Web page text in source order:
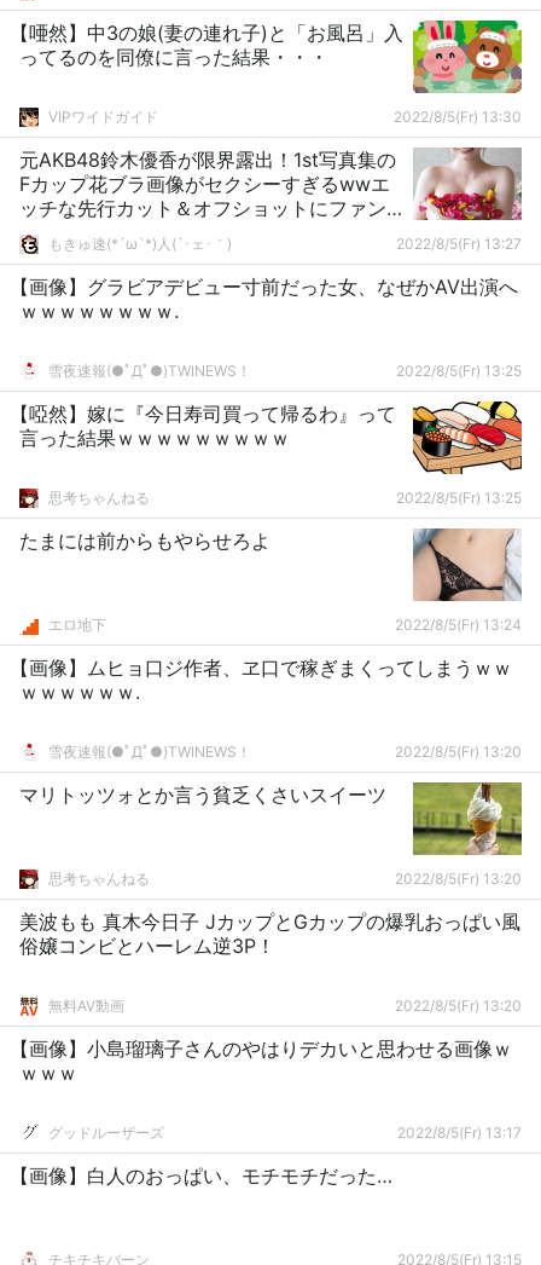
【唖然】中3の娘(妻の連れ子)と「お風呂」入
ってるのを同僚に言った結果・・・
VIPワイドガイド 2022/8/5(Fr) 13:30
元AKB48鈴木優香が限界露出！1st写真集の
Fカップ花ブラ画像がセクシーすぎるwwエ
ッチな先行カット＆オフショットにファン
大興奮！
もきゅ速(*´ω`*)人(´･ェ･｀) 2022/8/5(Fr) 13:27
【画像】グラビアデビュー寸前だった女、なぜかAV出演へ
ｗｗｗｗｗｗｗｗ.
雪夜速報(●ﾟДﾟ●)TWINEWS！ 2022/8/5(Fr) 13:25
【啞然】嫁に『今日寿司買って帰るわ』って
言った結果ｗｗｗｗｗｗｗｗｗ
思考ちゃんねる 2022/8/5(Fr) 13:25
たまには前からもやらせろよ
エロ地下 2022/8/5(Fr) 13:24
【画像】ムヒョ口ジ作者、ヱ口で稼ぎまくってしまうｗｗ
ｗｗｗｗｗｗ.
雪夜速報(●ﾟДﾟ●)TWINEWS！ 2022/8/5(Fr) 13:20
マリトッツォとか言う貧乏くさいスイーツ
思考ちゃんねる 2022/8/5(Fr) 13:20
美波もも 真木今日子 JカップとGカップの爆乳おっぱい風
俗嬢コンビとハーレム逆3P！
無料AV動画 2022/8/5(Fr) 13:20
【画像】小島瑠璃子さんのやはりデカいと思わせる画像ｗ
ｗｗｗ
グッドルーザーズ 2022/8/5(Fr) 13:17
【画像】白人のおっぱい、モチモチだった…
チキチキバーン 2022/8/5(Fr) 13:15